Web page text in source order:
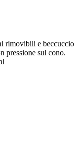
rimovibili e beccuccio
pressione sul cono.